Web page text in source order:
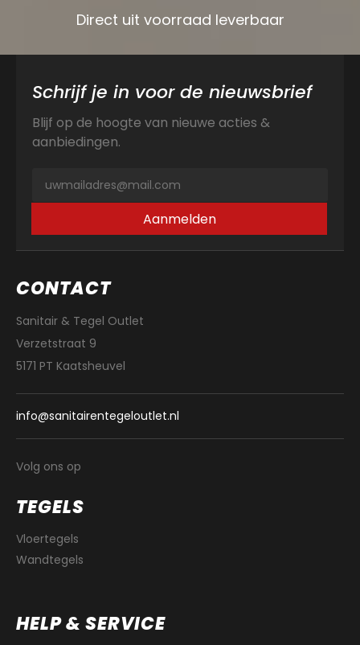
Direct uit voorraad leverbaar
Schrijf je in voor de nieuwsbrief
Blijf op de hoogte van nieuwe acties &
aanbiedingen.
Aanmelden
CONTACT
Sanitair & Tegel Outlet
Verzetstraat 9
5171 PT Kaatsheuvel
info@sanitairentegeloutlet.nl
Volg ons op
TEGELS
Vloertegels
Wandtegels
HELP & SERVICE